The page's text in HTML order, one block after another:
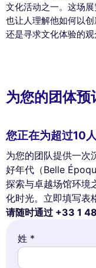
文化活动之一。这场
也让人理解他如何以
还是寻求文化体验的观
为您的团体
您正在为超过10
为您的团队提供一次
好年代（Belle
探索与卓越场馆环境
化时光。立即填写表
请随时通过 +33 1
姓 *